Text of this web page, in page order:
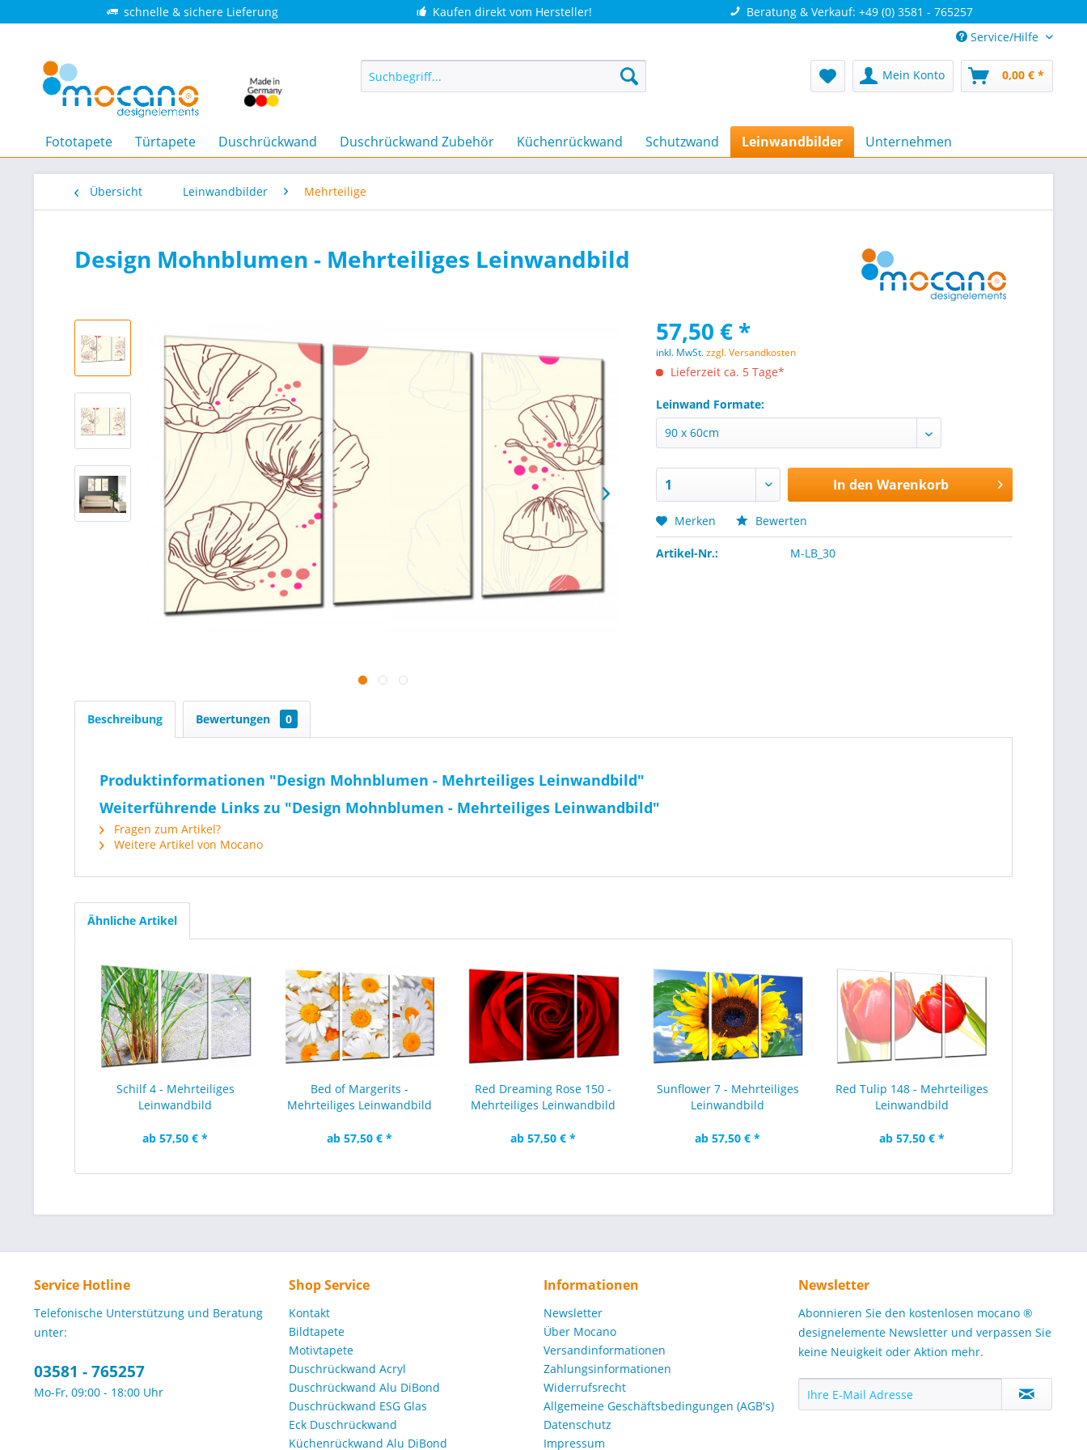
schnelle & sichere Lieferung Kaufen direkt vom Hersteller!
Beratung & Verkauf: +49 (0) 3581 - 765257
Service/Hilfe
Mein Konto 0,00 € *
Fototapete Türtapete Duschrückwand Duschrückwand Zubehör Küchenrückwand Schutzwand Leinwandbilder Unternehmen
Übersicht Leinwandbilder Mehrteilige
Design Mohnblumen - Mehrteiliges Leinwandbild
57,50 € *
inkl. MwSt.zzgl. Versandkosten
Lieferzeit ca. 5 Tage*
Leinwand Formate:
In den Warenkorb
Merken Bewerten
Artikel-Nr.: M-LB_30
Beschreibung Bewertungen 0
Produktinformationen "Design Mohnblumen - Mehrteiliges Leinwandbild"
Weiterführende Links zu "Design Mohnblumen - Mehrteiliges Leinwandbild"
Fragen zum Artikel?
Weitere Artikel von Mocano
Ähnliche Artikel
Schilf 4 - Mehrteiliges
Leinwandbild
ab 57,50 € *
Bed of Margerits -
Mehrteiliges Leinwandbild
ab 57,50 € *
Red Dreaming Rose 150 -
Mehrteiliges Leinwandbild
ab 57,50 € *
Sunflower 7 - Mehrteiliges
Leinwandbild
ab 57,50 € *
Red Tulip 148 - Mehrteiliges
Leinwandbild
ab 57,50 € *
Service Hotline
Telefonische Unterstützung und Beratung
unter:
03581 - 765257
Mo-Fr, 09:00 - 18:00 Uhr
Shop Service
Kontakt
Bildtapete
Motivtapete
Duschrückwand Acryl
Duschrückwand Alu DiBond
Duschrückwand ESG Glas
Eck Duschrückwand
Küchenrückwand Alu DiBond
Informationen
Newsletter
Über Mocano
Versandinformationen
Zahlungsinformationen
Widerrufsrecht
Allgemeine Geschäftsbedingungen (AGB's)
Datenschutz
Impressum
Newsletter
Abonnieren Sie den kostenlosen mocano ®
designelemente Newsletter und verpassen Sie
keine Neuigkeit oder Aktion mehr.